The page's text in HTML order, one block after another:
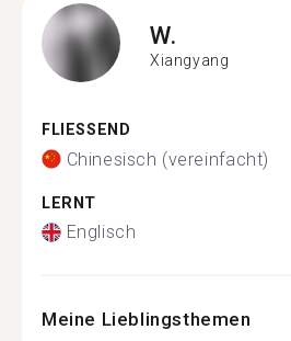
W.
Xiangyang
FLIESSEND
Chinesisch (vereinfacht)
LERNT
Englisch
Meine Lieblingsthemen